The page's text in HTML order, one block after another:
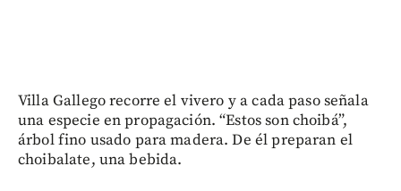
Villa Gallego recorre el vivero y a cada paso señala
una especie en propagación. “Estos son choibá”,
árbol fino usado para madera. De él preparan el
choibalate, una bebida.